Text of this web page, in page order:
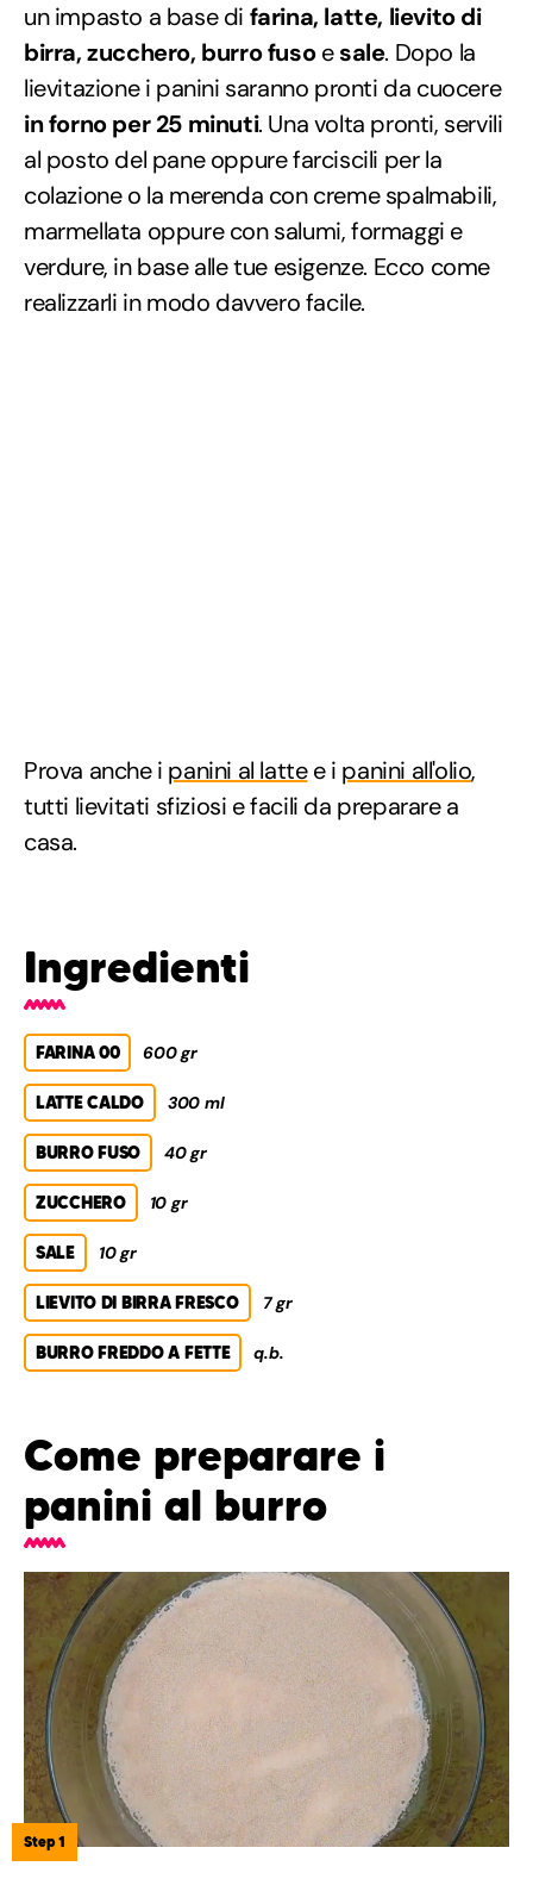
un impasto a base di farina, latte, lievito di
birra, zucchero, burro fusoesale. Dopo la
lievitazione i panini saranno pronti da cuocere
in forno per 25 minuti. Una volta pronti, servili
al posto del pane oppure farciscili per la
colazione o la merenda con creme spalmabili,
marmellata oppure con salumi, formaggi e
verdure, in base alle tue esigenze. Ecco come
realizzarli in modo davvero facile.
Prova anche i panini al lattee i panini all'olio,
tutti lievitati sfiziosi e facili da preparare a
casa.
Ingredienti
FARINA 00 600 gr
LATTE CALDO 300 ml
BURRO FUSO 40 gr
ZUCCHERO 10 gr
SALE 10 gr
LIEVITO DI BIRRA FRESCO 7 gr
BURRO FREDDO A FETTE q.b.
Come preparare i
panini al burro
Step 1